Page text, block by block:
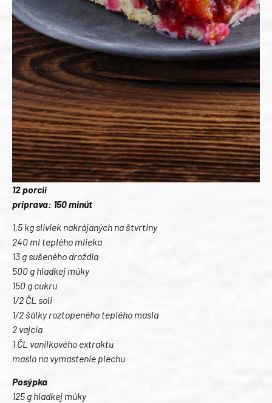
12 porcií
príprava: 150 minút
1,5 kg sliviek nakrájaných na štvrtiny
240 ml teplého mlieka
13 g sušeného droždia
500 g hladkej múky
150 g cukru
1/2 ČL soli
1/2 šálky roztopeného teplého masla
2 vajcia
1 ČL vanilkového extraktu
maslo na vymastenie plechu
Posýpka
125 g hladkej múky